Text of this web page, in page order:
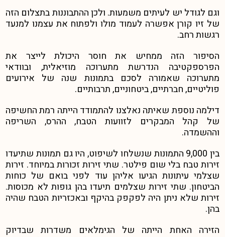
וגם לגודל יש לעיתים משמעות. ולכן ההתבוננות בתצלום הזה
של זיו קורן אפשרה לעמוד מולו ולפתוח את עצמנו למנעד
רגשות רחב.
הסיפור הזה ממחיש את חוסר היכולת לייצר את
הפרספקטיבה הנדרשת מתערוכה מוזיאלית, ובוודאי
מתערוכה שאמורה לסכם בתמונות שנה של אירועים
פוליטיים, חברתיים, ביטחוניים, תרבותיים.
דילמה נוספת שאיתה נאלצנו להתמודד הייתה רמת החשיפה
של קהל המבקרים לזוועות הטבח, ההרס, השריפה
וההשמדה.
בין 9,000 התמונות שנשלחו לשיפוט, היו גם תמונות שתיעדו
זירות טבח בלי שום פילטר. שתי זירות זכורות במיוחד. זירות
שצלמי עיתונות הגיעו אליהן עוד לפני בואם של כוחות
הביטחון. שתי זירות שצלמים תיעדו בהן גופות לא מכוסות.
זירות שלא ניתן היה לפקפק בהיקף ובאכזריות הטבח שהיה
בהן.
הזירה האחת הייתה של הגימלאים משדרות שבדיוק